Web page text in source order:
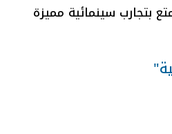
بتجارب سينمائية مميزة